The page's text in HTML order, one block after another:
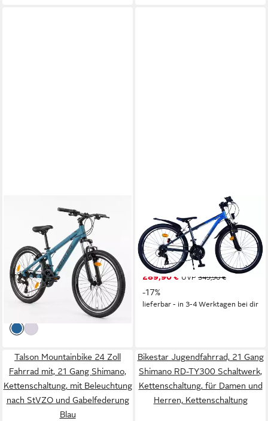
Kinderfahrrad 24 Zoll
Mountainbike, leichtes
Aluminiumrahmen, 21 Gang
Shimano RD-TY300/TY500
Schaltwerk, Kettenschaltung,
(Aluminiumrahmen & V-
Bremsen – leicht, stabil,
sicher), mit 24"x 2,10"
Luftreifen ideal für Gelände
(6)
299,00 € UVP 459,00 €
-35%
lieferbar - in 4-5 Werktagen bei dir
Mountainbike 24 Zoll Kinder
Jugend MTB Fahrrad
Mountainbike Bike Rad Blau
XC 22560, 21 Gang Shimano,
Kettenschaltung, Federgabel,
21 Shimano Gang, Licht,
Schutzbleche
289,90 € UVP 349,90 €
-17%
lieferbar - in 3-4 Werktagen bei dir
Talson Mountainbike 24 Zoll
Fahrrad mit, 21 Gang Shimano,
Kettenschaltung, mit Beleuchtung
nach StVZO und Gabelfederung
Blau
Bikestar Jugendfahrrad, 21 Gang
Shimano RD-TY300 Schaltwerk,
Kettenschaltung, für Damen und
Herren, Kettenschaltung